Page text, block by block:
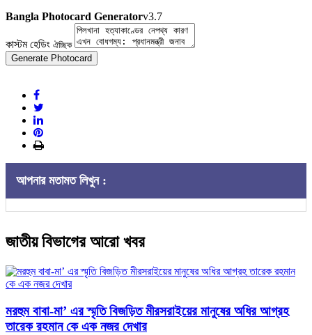
Bangla Photocard Generatorv3.7
কাস্টম হেডিং ঐচ্ছিক
Generate Photocard
আপনার মতামত লিখুন :
জাতীয় বিভাগের আরো খবর
মরহুম বাবা-মা’ এর স্মৃতি বিজড়িত মীরসরাইয়ের মানুষের অধির আগ্রহ
তারেক রহমান কে এক নজর দেখার